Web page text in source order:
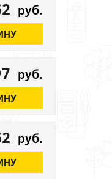
руб.
руб.
руб.